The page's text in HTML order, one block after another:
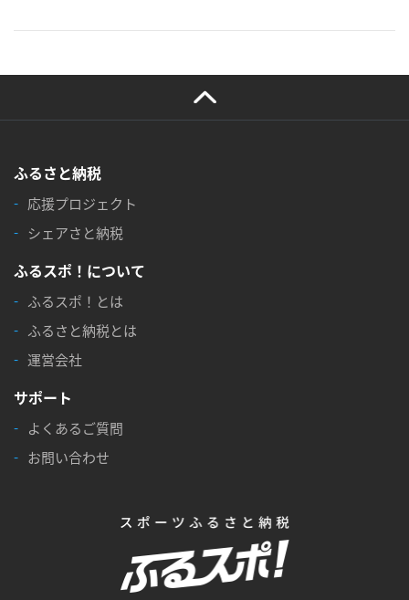
ふるさと納税
応援プロジェクト
シェアさと納税
ふるスポ！について
ふるスポ！とは
ふるさと納税とは
運営会社
サポート
よくあるご質問
お問い合わせ